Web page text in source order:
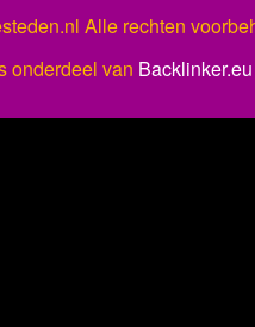
Alle rechten
onderdeel van Backlinker.eu